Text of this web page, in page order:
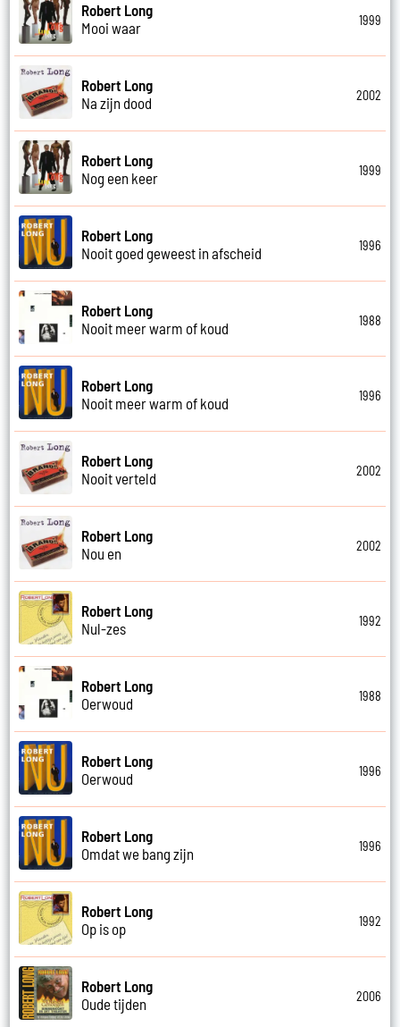
Robert Long
Mooi waar
1999
Robert Long
Na zijn dood
2002
Robert Long
Nog een keer
1999
Robert Long
Nooit goed geweest in afscheid
1996
Robert Long
Nooit meer warm of koud
1988
Robert Long
Nooit meer warm of koud
1996
Robert Long
Nooit verteld
2002
Robert Long
Nou en
2002
Robert Long
Nul-zes
1992
Robert Long
Oerwoud
1988
Robert Long
Oerwoud
1996
Robert Long
Omdat we bang zijn
1996
Robert Long
Op is op
1992
Robert Long
Oude tijden
2006